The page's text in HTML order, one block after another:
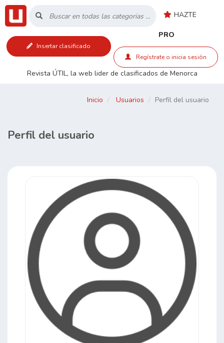
HAZTE
PRO
Insertar clasificado
Regístrate o inicia sesión
Revista ÚTIL, la web lider de clasificados de Menorca
Inicio
RSS
Inicio Usuarios Perfil del usuario
Perfil del usuario